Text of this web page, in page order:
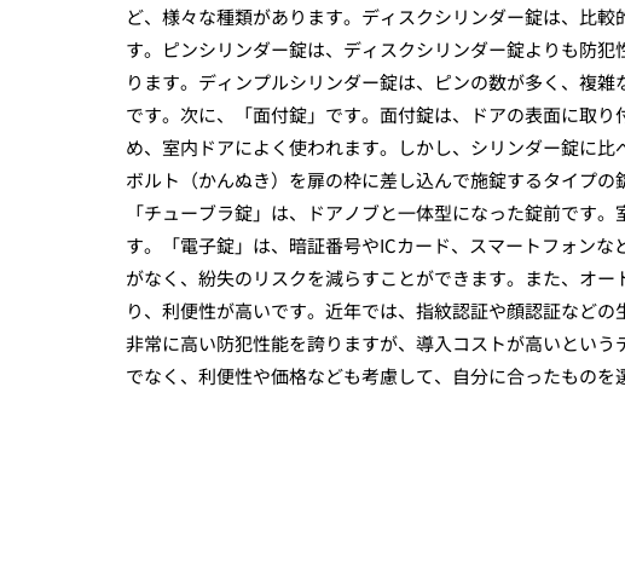
ど、様々な種類があります。ディスクシリンダー錠は、比
す。ピンシリンダー錠は、ディスクシリンダー錠よりも防
ります。ディンプルシリンダー錠は、ピンの数が多く、複
です。次に、「面付錠」です。面付錠は、ドアの表面に取
め、室内ドアによく使われます。しかし、シリンダー錠に
ボルト（かんぬき）を扉の枠に差し込んで施錠するタイプ
「チューブラ錠」は、ドアノブと一体型になった錠前です
す。「電子錠」は、暗証番号やICカード、スマートフォン
がなく、紛失のリスクを減らすことができます。また、オ
り、利便性が高いです。近年では、指紋認証や顔認証など
非常に高い防犯性能を誇りますが、導入コストが高いとい
でなく、利便性や価格なども考慮して、自分に合ったものを